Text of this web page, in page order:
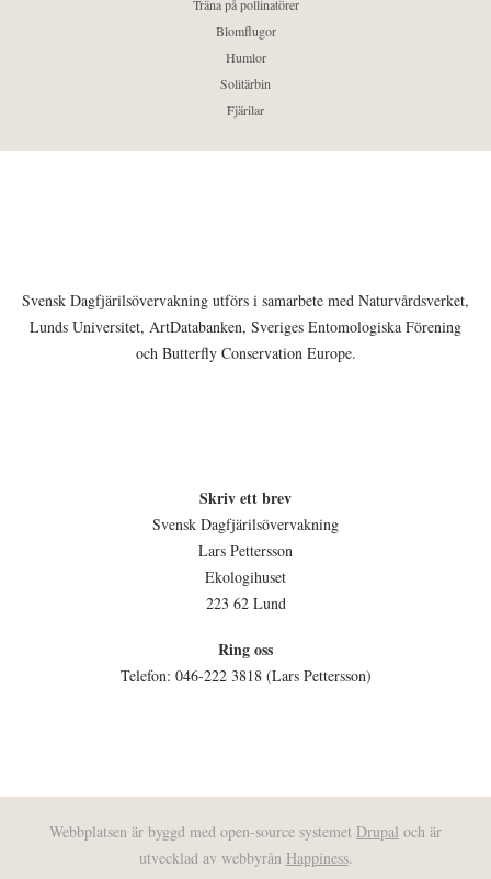
Träna på pollinatörer
Blomflugor
Humlor
Solitärbin
Fjärilar
Svensk Dagfjärilsövervakning utförs i samarbete med Naturvårdsverket,
Lunds Universitet, ArtDatabanken, Sveriges Entomologiska Förening
och Butterfly Conservation Europe.
Skriv ett brev
Svensk Dagfjärilsövervakning
Lars Pettersson
Ekologihuset
223 62 Lund
Ring oss
Telefon: 046-222 3818 (Lars Pettersson)
Webbplatsen är byggd med open-source systemet Drupal och är
utvecklad av webbyrån Happiness.